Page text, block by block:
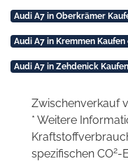
Audi A7 in Oberkrämer
Audi A7 in Kremmen
Audi A7 in Zehdenick
Zwischenverkauf
* Weitere
spezifischen CO2-